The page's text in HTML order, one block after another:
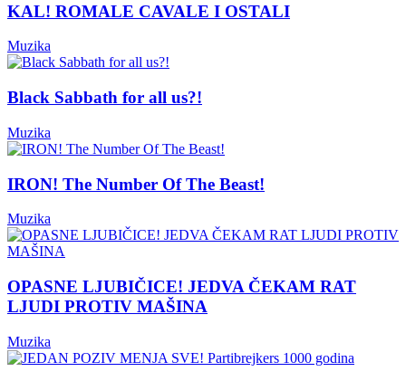
KAL! ROMALE CAVALE I OSTALI
Muzika
Black Sabbath for all us?!
Muzika
IRON! The Number Of The Beast!
Muzika
OPASNE LJUBIČICE! JEDVA ČEKAM RAT
LJUDI PROTIV MAŠINA
Muzika